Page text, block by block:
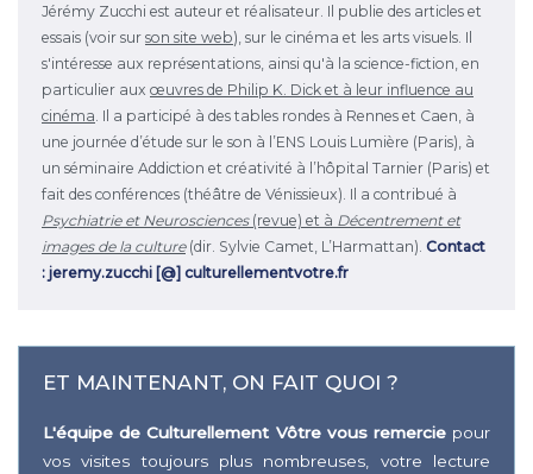
Jérémy Zucchi est auteur et réalisateur. Il publie des articles et
essais (voir sur son site web), sur le cinéma et les arts visuels. Il
s'intéresse aux représentations, ainsi qu'à la science-fiction, en
particulier aux œuvres de Philip K. Dick et à leur influence au
cinéma . Il a participé à des tables rondes à Rennes et Caen, à
une journée d’étude sur le son à l’ENS Louis Lumière (Paris), à
un séminaire Addiction et créativité à l’hôpital Tarnier (Paris) et
fait des conférences (théâtre de Vénissieux). Il a contribué à
Psychiatrie et Neurosciences(revue) et à Décentrement et
images de la culture(dir. Sylvie Camet, L’Harmattan). Contact
: jeremy.zucchi [@] culturellementvotre.fr
ET MAINTENANT, ON FAIT QUOI ?
L'équipe de Culturellement Vôtre vous remerciepour
vos visites toujours plus nombreuses, votre lecture